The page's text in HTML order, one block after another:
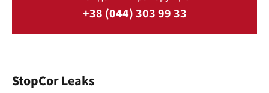
+38 (044) 303 99 33
StopCor Leaks